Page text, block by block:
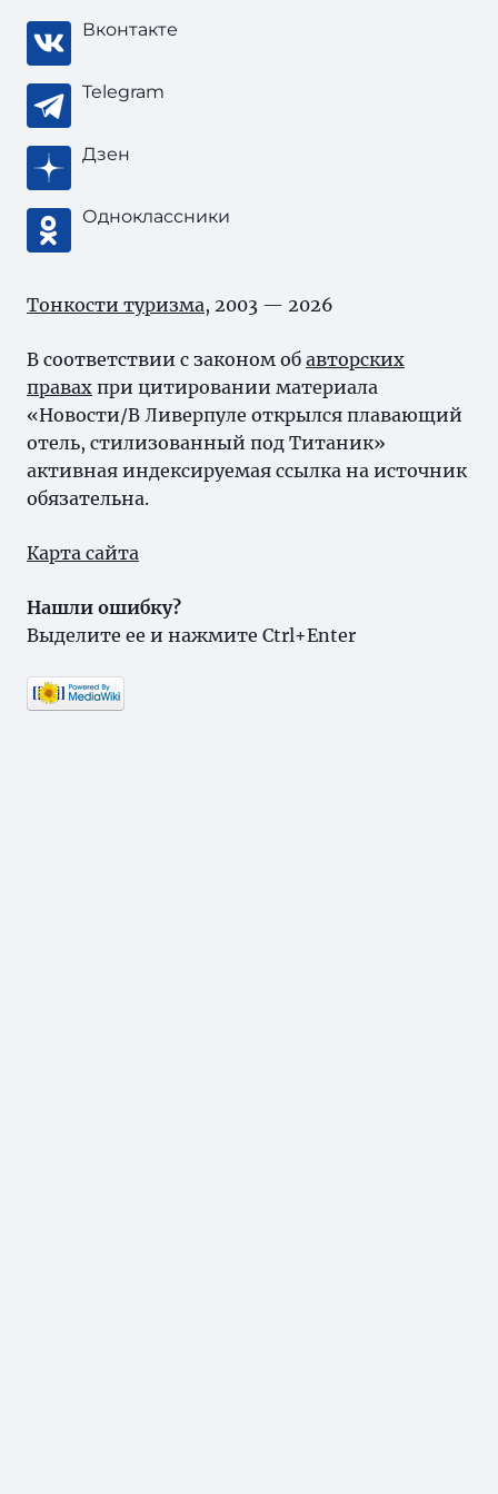
Вконтакте
Telegram
Дзен
Одноклассники
Тонкости туризма, 2003 — 2026
В соответствии с законом об авторских
правах при цитировании материала
«Новости/В Ливерпуле открылся плавающий
отель, стилизованный под Титаник»
активная индексируемая ссылка на источник
обязательна.
Карта сайта
Нашли ошибку?
Выделите ее и нажмите Ctrl+Enter